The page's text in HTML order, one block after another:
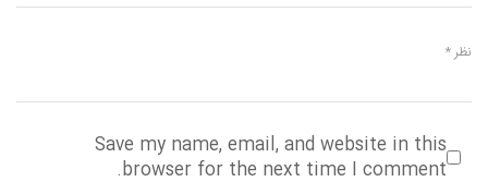
Save my name, email, and website in this
browser for the next time I comment.